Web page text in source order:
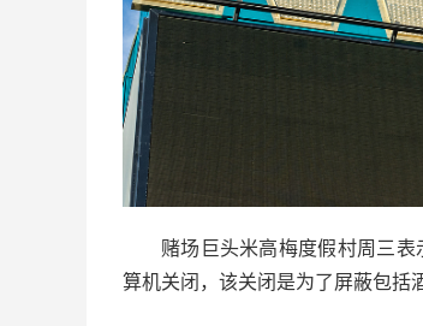
赌场巨头米高梅度假村周三
算机关闭，该关闭是为了屏蔽包括